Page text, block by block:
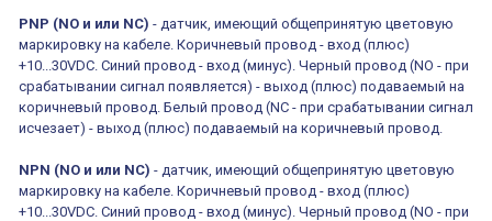
PNP (NO и или NC) - датчик, имеющий общепринятую цветовую
маркировку на кабеле. Коричневый провод - вход (плюс)
+10...30VDC. Синий провод - вход (минус). Черный провод (NO - при
срабатывании сигнал появляется) - выход (плюс) подаваемый на
коричневый провод. Белый провод (NC - при срабатывании сигнал
исчезает) - выход (плюс) подаваемый на коричневый провод.
NPN (NO и или NC) - датчик, имеющий общепринятую цветовую
маркировку на кабеле. Коричневый провод - вход (плюс)
+10...30VDC. Синий провод - вход (минус). Черный провод (NO - при